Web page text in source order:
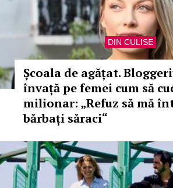
DIN CULISE
Școala de agățat.
învață pe femei cum să
milionar: „Refuz să mă
bărbați săraci“